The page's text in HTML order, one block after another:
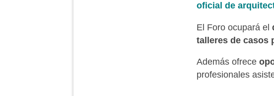
oficial de
El Foro ocupará el
talleres de casos
Además ofrece
profesionales